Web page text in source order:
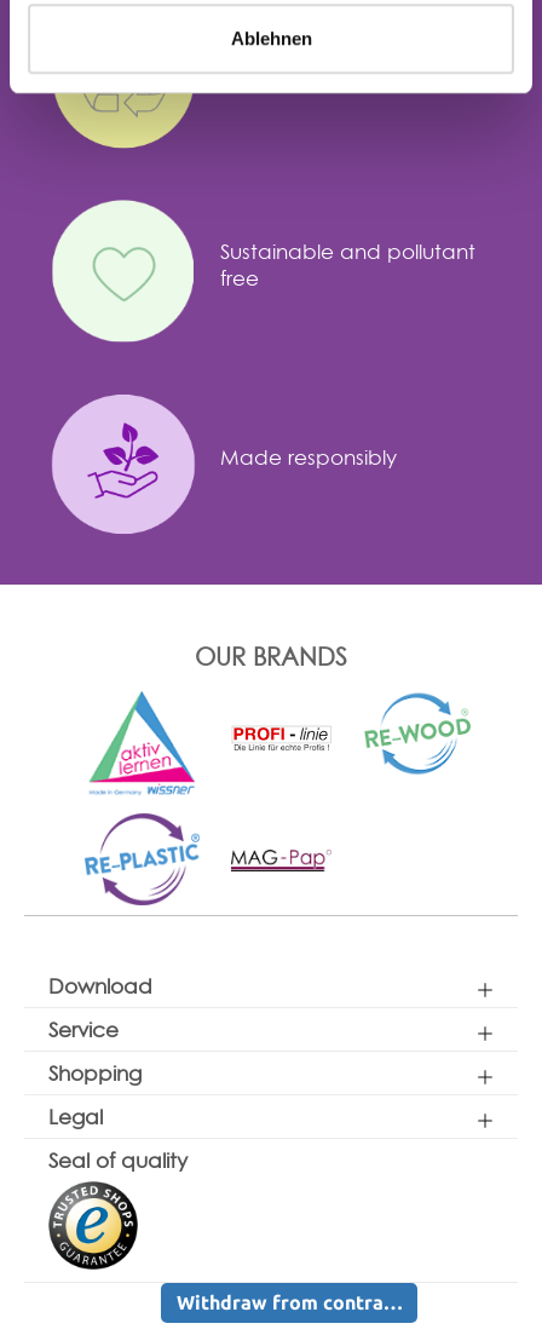
Ablehnen
Recycled materials
Sustainable and pollutant
free
Made responsibly
OUR BRANDS
Download
Service
Shopping
Legal
Seal of quality
Withdraw from contract here